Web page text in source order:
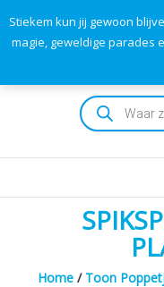
Stiekem kun jij gewoon
magie, geweldige parades
content
dromen
voor
iedereen
Producten
zoeken
Home/ Toon